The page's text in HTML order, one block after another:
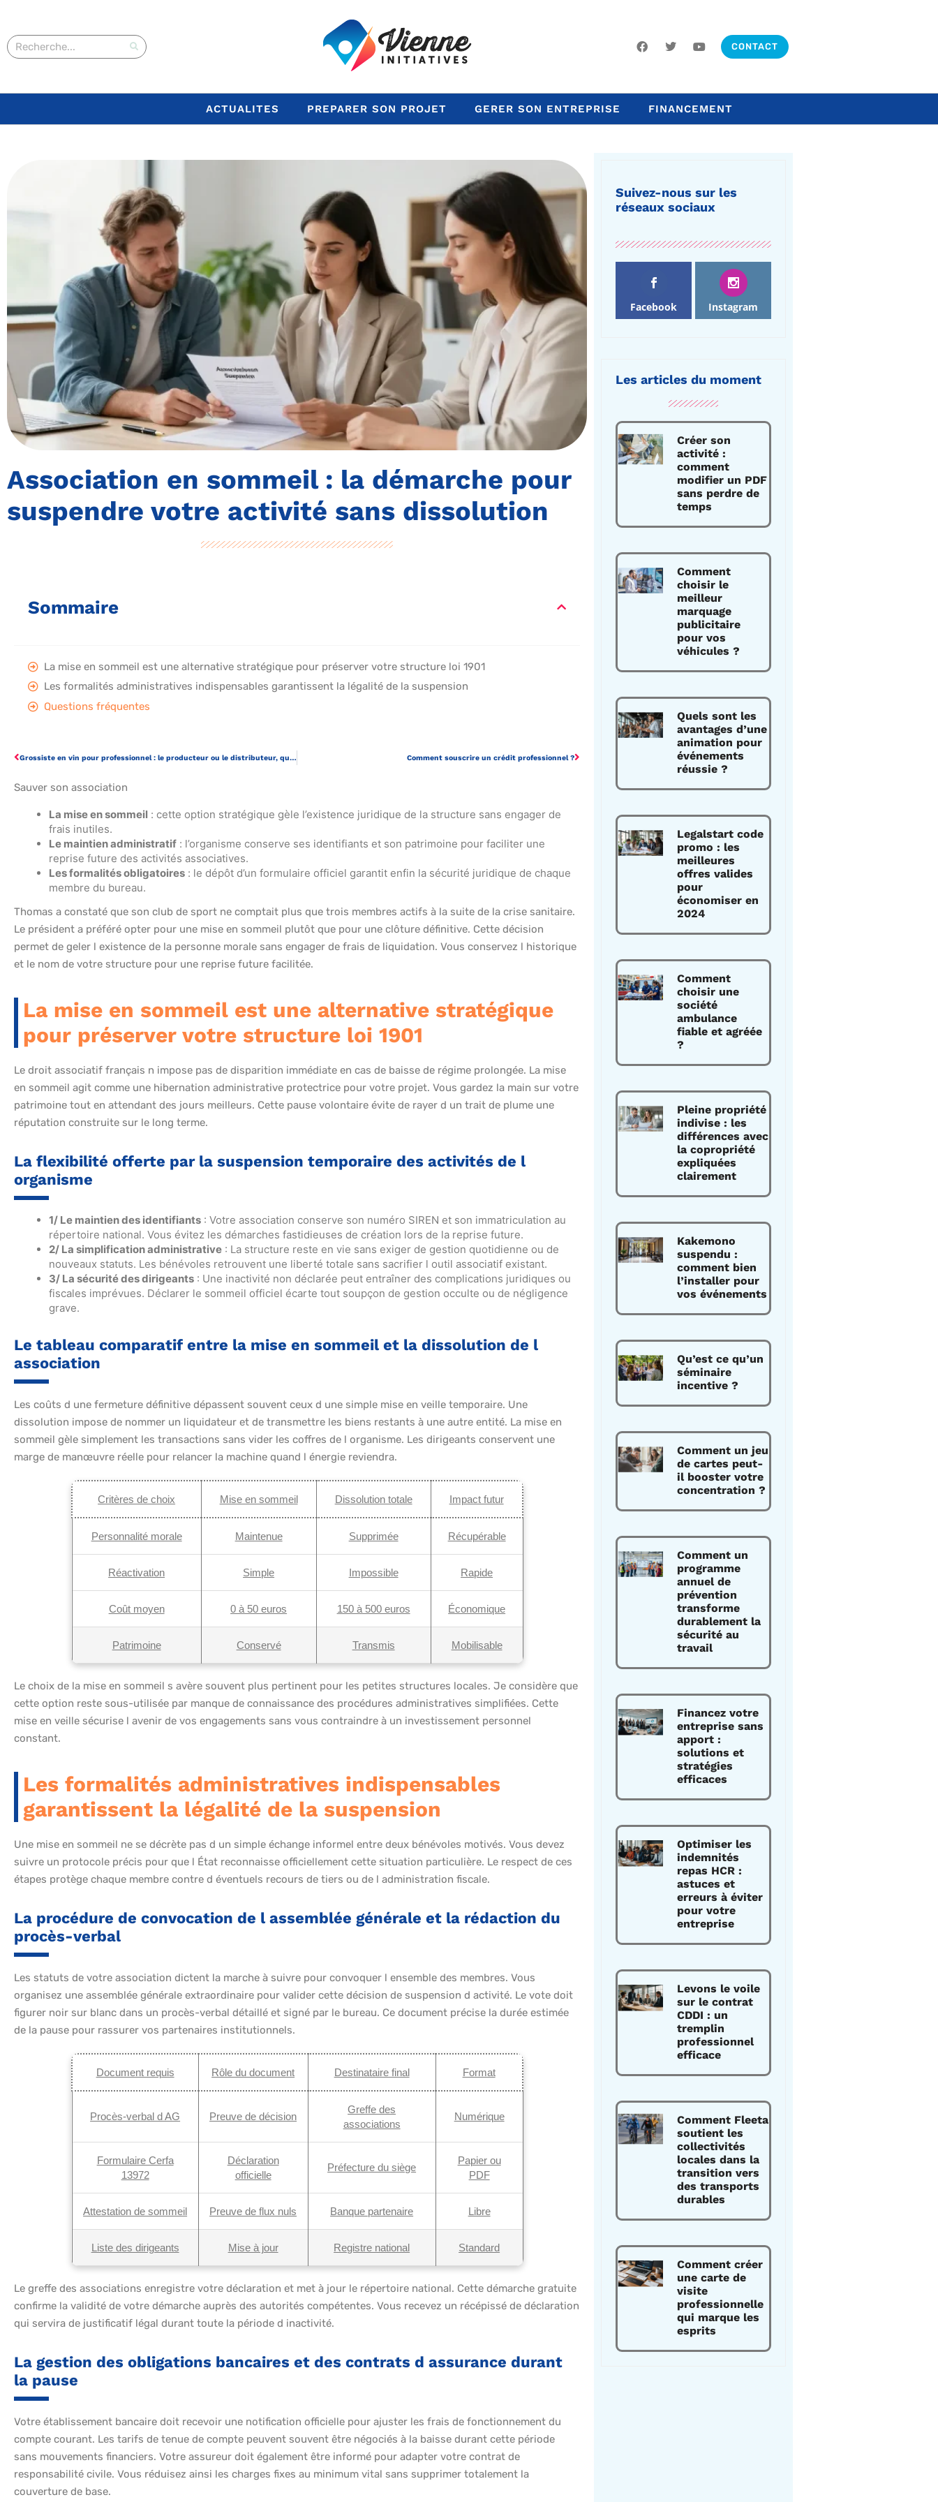
CONTACT
ACTUALITES PREPARER SON PROJET GERER SON ENTREPRISE FINANCEMENT
Association en sommeil : la démarche pour
suspendre votre activité sans dissolution
Sommaire
La mise en sommeil est une alternative stratégique pour préserver votre structure loi 1901
Les formalités administratives indispensables garantissent la légalité de la suspension
Questions fréquentes
Grossiste en vin pour professionnel : le producteur ou le distributeur, que choisir ? Comment souscrire un crédit professionnel ?
Sauver son association
La mise en sommeil : cette option stratégique gèle l’existence juridique de la structure sans engager de
frais inutiles.
Le maintien administratif : l’organisme conserve ses identifiants et son patrimoine pour faciliter une
reprise future des activités associatives.
Les formalités obligatoires : le dépôt d’un formulaire officiel garantit enfin la sécurité juridique de chaque
membre du bureau.
Thomas a constaté que son club de sport ne comptait plus que trois membres actifs à la suite de la crise sanitaire.
Le président a préféré opter pour une mise en sommeil plutôt que pour une clôture définitive. Cette décision
permet de geler l existence de la personne morale sans engager de frais de liquidation. Vous conservez l historique
et le nom de votre structure pour une reprise future facilitée.
La mise en sommeil est une alternative stratégique
pour préserver votre structure loi 1901
Le droit associatif français n impose pas de disparition immédiate en cas de baisse de régime prolongée. La mise
en sommeil agit comme une hibernation administrative protectrice pour votre projet. Vous gardez la main sur votre
patrimoine tout en attendant des jours meilleurs. Cette pause volontaire évite de rayer d un trait de plume une
réputation construite sur le long terme.
La flexibilité offerte par la suspension temporaire des activités de l
organisme
1/ Le maintien des identifiants : Votre association conserve son numéro SIREN et son immatriculation au
répertoire national. Vous évitez les démarches fastidieuses de création lors de la reprise future.
2/ La simplification administrative : La structure reste en vie sans exiger de gestion quotidienne ou de
nouveaux statuts. Les bénévoles retrouvent une liberté totale sans sacrifier l outil associatif existant.
3/ La sécurité des dirigeants : Une inactivité non déclarée peut entraîner des complications juridiques ou
fiscales imprévues. Déclarer le sommeil officiel écarte tout soupçon de gestion occulte ou de négligence
grave.
Le tableau comparatif entre la mise en sommeil et la dissolution de l
association
Les coûts d une fermeture définitive dépassent souvent ceux d une simple mise en veille temporaire. Une
dissolution impose de nommer un liquidateur et de transmettre les biens restants à une autre entité. La mise en
sommeil gèle simplement les transactions sans vider les coffres de l organisme. Les dirigeants conservent une
marge de manœuvre réelle pour relancer la machine quand l énergie reviendra.
Critères de choix Mise en sommeil Dissolution totale Impact futur
Personnalité morale Maintenue Supprimée Récupérable
Réactivation Simple Impossible Rapide
Coût moyen 0 à 50 euros 150 à 500 euros Économique
Patrimoine Conservé Transmis Mobilisable
Le choix de la mise en sommeil s avère souvent plus pertinent pour les petites structures locales. Je considère que
cette option reste sous-utilisée par manque de connaissance des procédures administratives simplifiées. Cette
mise en veille sécurise l avenir de vos engagements sans vous contraindre à un investissement personnel
constant.
Les formalités administratives indispensables
garantissent la légalité de la suspension
Une mise en sommeil ne se décrète pas d un simple échange informel entre deux bénévoles motivés. Vous devez
suivre un protocole précis pour que l État reconnaisse officiellement cette situation particulière. Le respect de ces
étapes protège chaque membre contre d éventuels recours de tiers ou de l administration fiscale.
La procédure de convocation de l assemblée générale et la rédaction du
procès-verbal
Les statuts de votre association dictent la marche à suivre pour convoquer l ensemble des membres. Vous
organisez une assemblée générale extraordinaire pour valider cette décision de suspension d activité. Le vote doit
figurer noir sur blanc dans un procès-verbal détaillé et signé par le bureau. Ce document précise la durée estimée
de la pause pour rassurer vos partenaires institutionnels.
Document requis Rôle du document Destinataire final Format
Procès-verbal d AG Preuve de décision
Greffe des
associations
Numérique
Formulaire Cerfa
13972
Déclaration
officielle
Préfecture du siège
Papier ou
PDF
Attestation de sommeil Preuve de flux nuls Banque partenaire Libre
Liste des dirigeants Mise à jour Registre national Standard
Le greffe des associations enregistre votre déclaration et met à jour le répertoire national. Cette démarche gratuite
confirme la validité de votre démarche auprès des autorités compétentes. Vous recevez un récépissé de déclaration
qui servira de justificatif légal durant toute la période d inactivité.
La gestion des obligations bancaires et des contrats d assurance durant
la pause
Votre établissement bancaire doit recevoir une notification officielle pour ajuster les frais de fonctionnement du
compte courant. Les tarifs de tenue de compte peuvent souvent être négociés à la baisse durant cette période
sans mouvements financiers. Votre assureur doit également être informé pour adapter votre contrat de
responsabilité civile. Vous réduisez ainsi les charges fixes au minimum vital sans supprimer totalement la
couverture de base.
Suivez-nous sur les
réseaux sociaux
Facebook Instagram
Les articles du moment
Créer son
activité :
comment
modifier un PDF
sans perdre de
temps
Comment
choisir le
meilleur
marquage
publicitaire
pour vos
véhicules ?
Quels sont les
avantages d’une
animation pour
événements
réussie ?
Legalstart code
promo : les
meilleures
offres valides
pour
économiser en
2024
Comment
choisir une
société
ambulance
fiable et agréée
?
Pleine propriété
indivise : les
différences avec
la copropriété
expliquées
clairement
Kakemono
suspendu :
comment bien
l’installer pour
vos événements
Qu’est ce qu’un
séminaire
incentive ?
Comment un jeu
de cartes peut-
il booster votre
concentration ?
Comment un
programme
annuel de
prévention
transforme
durablement la
sécurité au
travail
Financez votre
entreprise sans
apport :
solutions et
stratégies
efficaces
Optimiser les
indemnités
repas HCR :
astuces et
erreurs à éviter
pour votre
entreprise
Levons le voile
sur le contrat
CDDI : un
tremplin
professionnel
efficace
Comment Fleeta
soutient les
collectivités
locales dans la
transition vers
des transports
durables
Comment créer
une carte de
visite
professionnelle
qui marque les
esprits